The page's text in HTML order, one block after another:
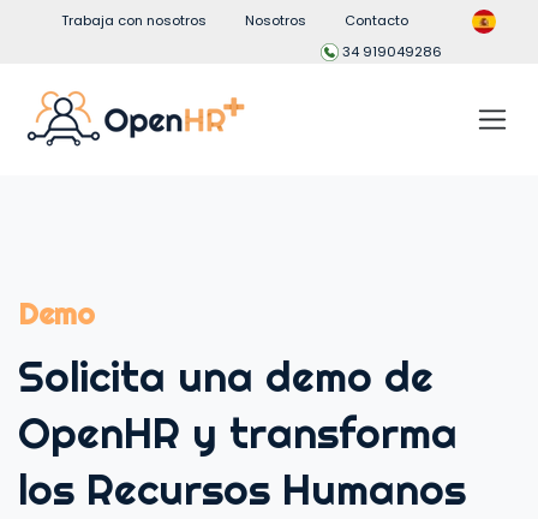
Trabaja con nosotros Nosotros
Contacto
34 919049286
Demo
Solicita una demo de
OpenHR y transforma
los Recursos Humanos